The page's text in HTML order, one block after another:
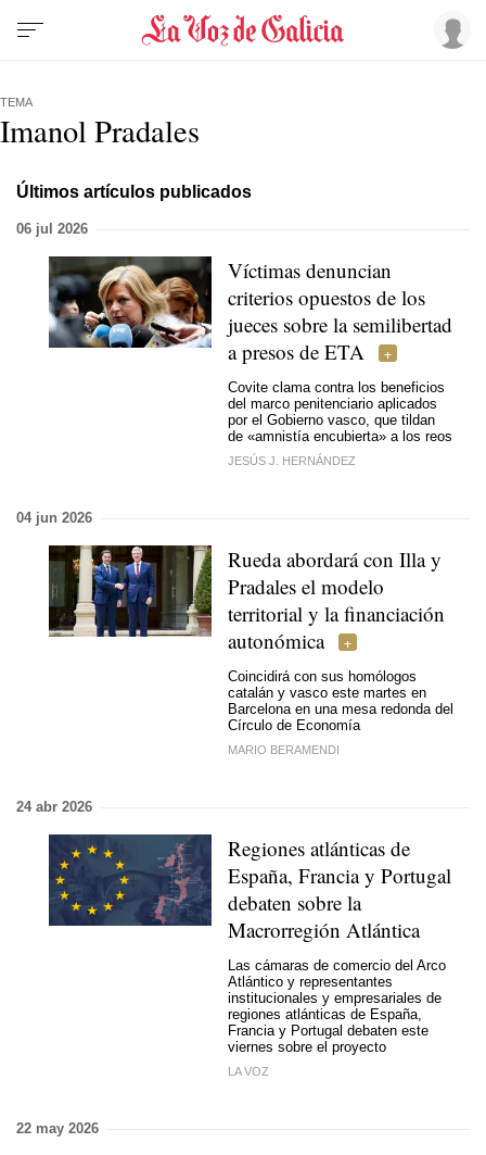
TEMA
Imanol Pradales
Últimos artículos publicados
06 jul 2026
Víctimas denuncian
criterios opuestos de los
jueces sobre la semilibertad
a presos de ETA
Covite clama contra los beneficios
del marco penitenciario aplicados
por el Gobierno vasco, que tildan
de «amnistía encubierta» a los reos
JESÚS J. HERNÁNDEZ
04 jun 2026
Rueda abordará con Illa y
Pradales el modelo
territorial y la financiación
autonómica
Coincidirá con sus homólogos
catalán y vasco este martes en
Barcelona en una mesa redonda del
Círculo de Economía
MARIO BERAMENDI
24 abr 2026
Regiones atlánticas de
España, Francia y Portugal
debaten sobre la
Macrorregión Atlántica
Las cámaras de comercio del Arco
Atlántico y representantes
institucionales y empresariales de
regiones atlánticas de España,
Francia y Portugal debaten este
viernes sobre el proyecto
LA VOZ
22 may 2026